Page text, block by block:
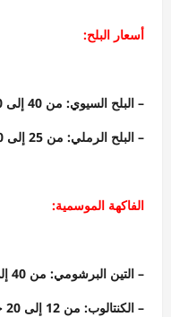
أسعار البلح:
– البلح السيوي: من 40 إلى 70 جنيهًا.
– البلح الرملي: من 25 إلى 30 جنيهًا.
الفاكهة الموسمية:
– التين البرشومي: من 40 إلى 65 جنيهًا.
– الكنتالوب: من 12 إلى 20 جنيهًا.